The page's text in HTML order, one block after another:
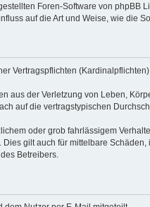
Foren-Software von phpBB
auf die Art und Weise, wie die
Vertragspflichten
der Verletzung von Leben,
auf die vertragstypischen
oder grob fahrlässigem
gilt auch für mittelbare
Betreibers.